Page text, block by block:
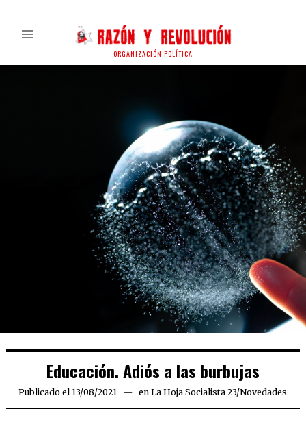
ORGANIZACIÓN POLÍTICA
Educación. Adiós a las burbujas
Publicado el 13/08/2021 13/08/2021
en La Hoja Socialista 23/Novedades